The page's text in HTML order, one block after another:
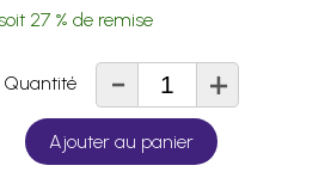
27 % de remise
Quantité - +
Ajouter au panier